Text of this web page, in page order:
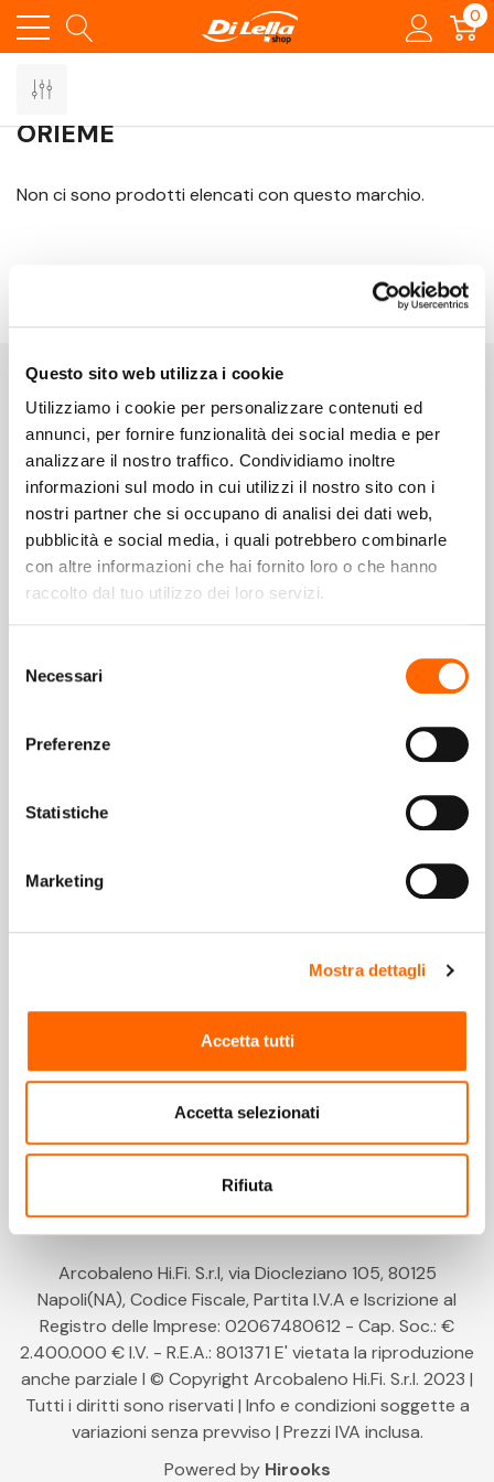
Questo sito web utilizza i cookie
Utilizziamo i cookie per personalizzare contenuti ed
annunci, per fornire funzionalità dei social media e per
analizzare il nostro traffico. Condividiamo inoltre
informazioni sul modo in cui utilizzi il nostro sito con i
nostri partner che si occupano di analisi dei dati web,
pubblicità e social media, i quali potrebbero combinarle
con altre informazioni che hai fornito loro o che hanno
raccolto dal tuo utilizzo dei loro servizi.
delNecessari
Preferenze
Statistiche
Marketing
Mostra dettagli
Accetta tutti
Accetta selezionati
Rifiuta
0
Home
ORIEME
Non ci sono prodotti elencati con questo marchio.
Iscriviti alla Newsletter
E-
mail
Accetto di ricevere newsletter periodiche, informative e promozionali, da
Arcobaleno Hi.Fi. S.r.l e confermo di aver preso visione dell'informativa
Note: Puoi annullare l'iscrizione in qualisasi momento attraverso il link presente
in ciascuna newsletter che ti invieremo.
Di Lella Shop
Informazioni
Acquisti Online
Legal e Privacy
Arcobaleno Hi.Fi. S.r.l, via Diocleziano 105, 80125
Napoli(NA), Codice Fiscale, Partita I.V.A e Iscrizione al
Registro delle Imprese: 02067480612 - Cap. Soc.: €
2.400.000 € I.V. - R.E.A.: 801371 E' vietata la riproduzione
anche parziale l © Copyright Arcobaleno Hi.Fi. S.r.l. 2023 |
Tutti i diritti sono riservati | Info e condizioni soggette a
variazioni senza prevviso | Prezzi IVA inclusa.
Powered by Hirooks